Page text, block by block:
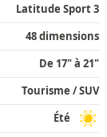
Latitude Sport 3
48 dimensions
De 17" à 21"
Tourisme / SUV
Été